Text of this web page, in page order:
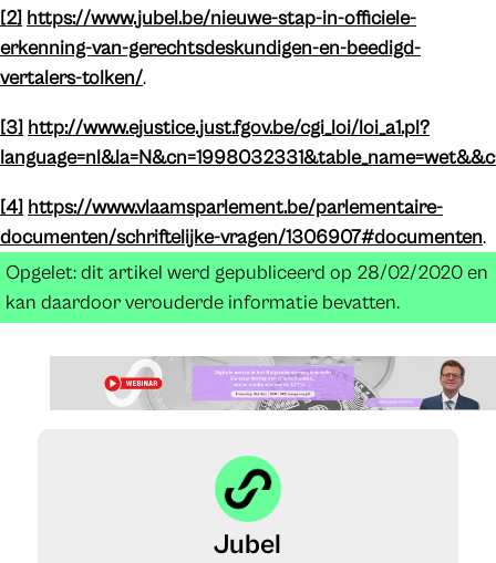
[2] https://www.jubel.be/nieuwe-stap-in-officiele-
erkenning-van-gerechtsdeskundigen-en-beedigd-
vertalers-tolken/.
[3] http://www.ejustice.just.fgov.be/cgi_loi/loi_a1.pl?
[4] https://www.vlaamsparlement.be/parlementaire-
documenten/schriftelijke-vragen/1306907#documenten.
Opgelet: dit artikel werd gepubliceerd op 28/02/2020 en
kan daardoor verouderde informatie bevatten.
Jubel